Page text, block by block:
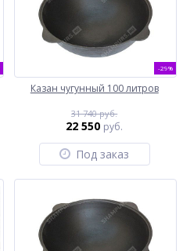
-29%
Казан чугунный 100 литров
31 740 руб.
22 550 руб.
Под заказ